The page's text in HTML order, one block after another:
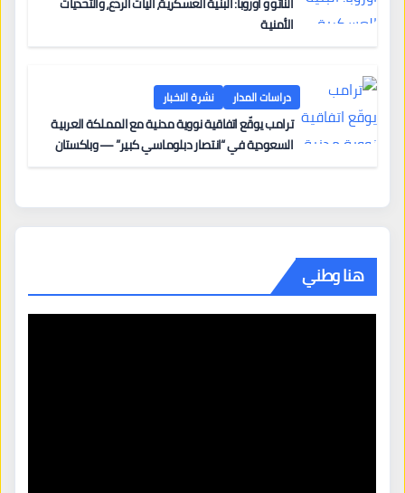
الأمنية
دراسات المدار نشرة الاخبار
ترامب يوقّع اتفاقية نووية مدنية مع المملكة العربية
السعودية في “انتصار دبلوماسي كبير” — وباكستان
هنا وطني